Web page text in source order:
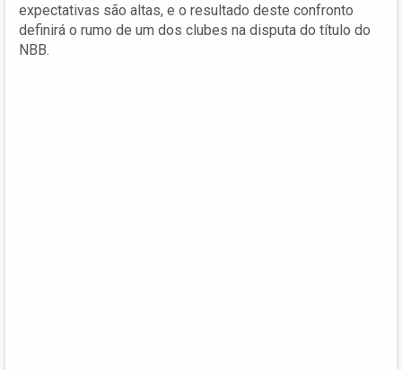
expectativas são altas, e o resultado deste confronto
definirá o rumo de um dos clubes na disputa do título do
NBB.